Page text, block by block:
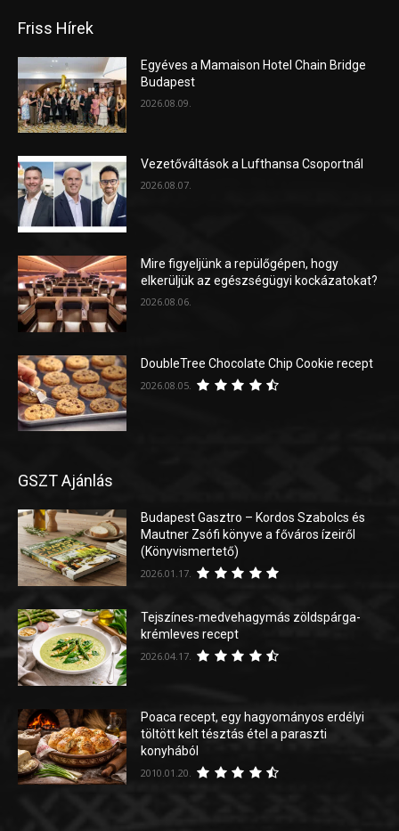
Friss Hírek
Egyéves a Mamaison Hotel Chain Bridge
Budapest
2026.08.09.
Vezetőváltások a Lufthansa Csoportnál
2026.08.07.
Mire figyeljünk a repülőgépen, hogy
elkerüljük az egészségügyi kockázatokat?
2026.08.06.
DoubleTree Chocolate Chip Cookie recept
2026.08.05.
GSZT Ajánlás
Budapest Gasztro – Kordos Szabolcs és
Mautner Zsófi könyve a főváros ízeiről
(Könyvismertető)
2026.01.17.
Tejszínes-medvehagymás zöldspárga-
krémleves recept
2026.04.17.
Poaca recept, egy hagyományos erdélyi
töltött kelt tésztás étel a paraszti
konyhából
2010.01.20.